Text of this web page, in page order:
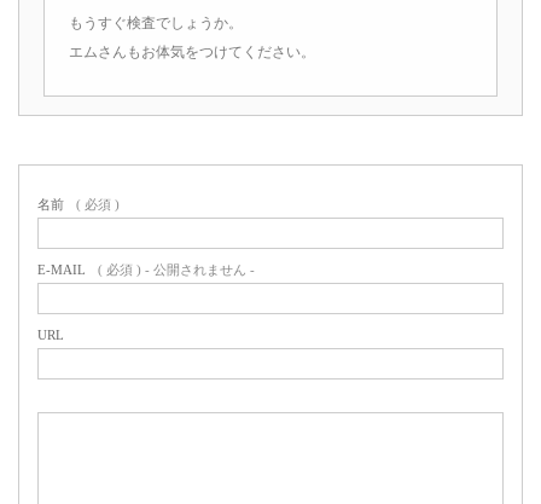
もうすぐ検査でしょうか。
エムさんもお体気をつけてください。
名前 ( 必須 )
E-MAIL ( 必須 ) - 公開されません -
URL